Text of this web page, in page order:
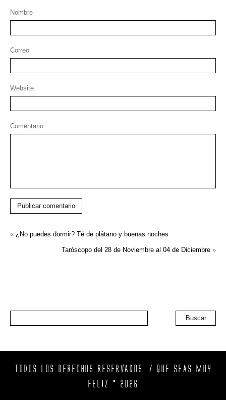
Nombre
Correo
Website
Comentario
Publicar comentario
« ¿No puedes dormir? Té de plátano y buenas noches
Taróscopo del 28 de Noviembre al 04 de Diciembre »
Buscar
TODOS LOS DERECHOS RESERVADOS. / QUE SEAS MUY
FELIZ © 2026